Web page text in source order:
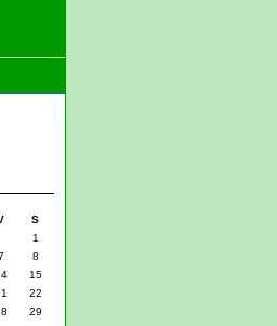
S
1
8
15
22
29